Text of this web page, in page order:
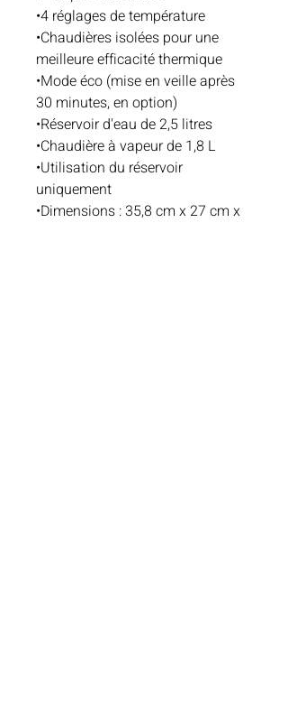
•4 réglages de température
•Chaudières isolées pour une
meilleure efficacité thermique
•Mode éco (mise en veille après
30 minutes, en option)
•Réservoir d'eau de 2,5 litres
•Chaudière à vapeur de 1,8 L
•Utilisation du réservoir
uniquement
•Dimensions : 35,8 cm x 27 cm x